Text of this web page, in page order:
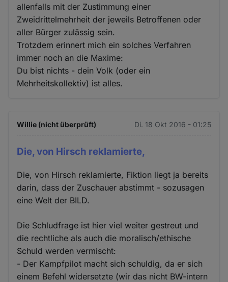
allenfalls mit der Zustimmung einer
Zweidrittelmehrheit der jeweils Betroffenen oder
aller Bürger zulässig sein.
Trotzdem erinnert mich ein solches Verfahren
immer noch an die Maxime:
Du bist nichts - dein Volk (oder ein
Mehrheitskollektiv) ist alles.
Willie (nicht überprüft) Di. 18 Okt 2016 - 01:25
Die, von Hirsch reklamierte,
Die, von Hirsch reklamierte, Fiktion liegt ja bereits
darin, dass der Zuschauer abstimmt - sozusagen
eine Welt der BILD.
Die Schludfrage ist hier viel weiter gestreut und
die rechtliche als auch die moralisch/ethische
Schuld werden vermischt:
- Der Kampfpilot macht sich schuldig, da er sich
einem Befehl widersetzte (wir das nicht BW-intern